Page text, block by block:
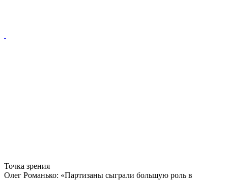
Точка зрения
Олег Романько: «Партизаны сыграли большую роль в